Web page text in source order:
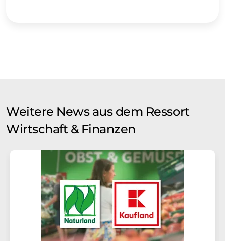
Weitere News aus dem Ressort
Wirtschaft & Finanzen